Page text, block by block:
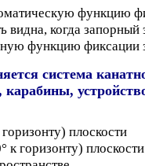
функцию
когда запорный
функцию фиксации
система
плоскости
к горизонту) плоскости